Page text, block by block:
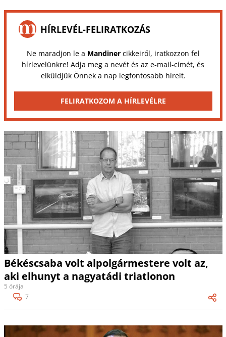
HÍRLEVÉL-FELIRATKOZÁS
Ne maradjon le a Mandinercikkeiről, iratkozzon fel
hírlevelünkre! Adja meg a nevét és az e-mail-címét, és
elküldjük Önnek a nap legfontosabb híreit.
FELIRATKOZOM A HÍRLEVÉLRE
Békéscsaba volt alpolgármestere volt az,
aki elhunyt a nagyatádi triatlonon
5 órája
7